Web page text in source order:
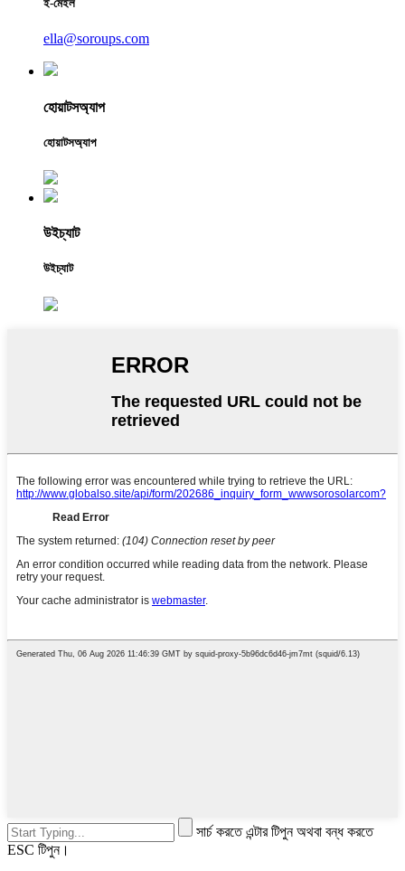
ই-মেইল
ella@soroups.com
হোয়াটসঅ্যাপ
হোয়াটসঅ্যাপ
উইচ্যাট
উইচ্যাট
সার্চ করতে এন্টার টিপুন অথবা বন্ধ করতে
ESC টিপুন।